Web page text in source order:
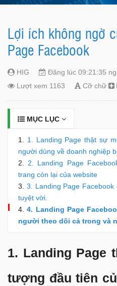
Lợi ích không ngờ
Page Facebook
HIG
Đăng lúc 09:21:35
Lượt xem 1163
Cỡ chữ
MỤC LỤC
1. Landing Page thật sự
người dùng về doanh nghiệp
2. Landing Page
trang còn lại của website
3. Landing Page
tuyệt vời.
4. Landing Page
người theo dõi cả trong và
1. Landing Page
tượng đầu tiên